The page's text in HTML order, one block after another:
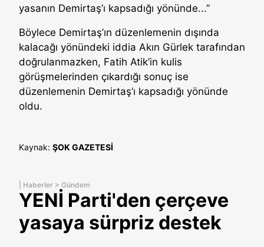
yasanın Demirtaş’ı kapsadığı yönünde...”
Böylece Demirtaş’ın düzenlemenin dışında
kalacağı yönündeki iddia Akın Gürlek tarafından
doğrulanmazken, Fatih Atik’in kulis
görüşmelerinden çıkardığı sonuç ise
düzenlemenin Demirtaş’ı kapsadığı yönünde
oldu.
Kaynak: ŞOK GAZETESİ
Haberler > Gündem
YENİ Parti'den çerçeve
yasaya sürpriz destek